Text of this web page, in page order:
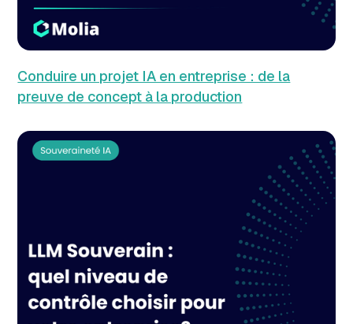
Conduire un projet IA en entreprise : de la
preuve de concept à la production